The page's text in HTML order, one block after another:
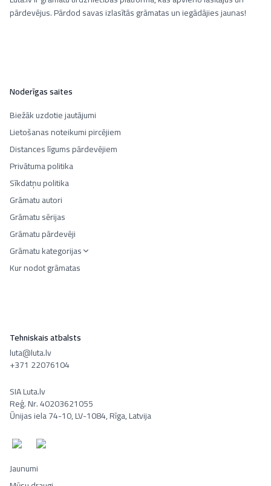
pārdevējus. Pārdod savas izlasītās grāmatas un iegādājies jaunas!
Noderīgas saites
Biežāk uzdotie jautājumi
Lietošanas noteikumi pircējiem
Distances līgums pārdevējiem
Privātuma politika
Sīkdatņu politika
Grāmatu autori
Grāmatu sērijas
Grāmatu pārdevēji
Grāmatu kategorijas
Kur nodot grāmatas
Tehniskais atbalsts
luta@luta.lv
+371 22076104
SIA Luta.lv
Reģ. Nr. 40203621055
Ūnijas iela 74-10, LV-1084, Rīga, Latvija
Jaunumi